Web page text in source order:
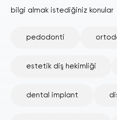
bilgi almak istediğiniz konular
pedodonti
estetik diş hekimliği
dental implant